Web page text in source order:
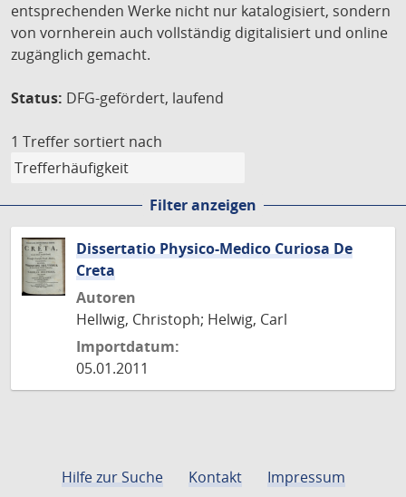
entsprechenden Werke nicht nur katalogisiert, sondern
von vornherein auch vollständig digitalisiert und online
zugänglich gemacht.
Status: DFG-gefördert, laufend
1 Treffer sortiert nach
Filter anzeigen
Dissertatio Physico-Medico Curiosa De
Creta
Autoren
Hellwig, Christoph; Helwig, Carl
Importdatum:
05.01.2011
Hilfe zur Suche Kontakt Impressum